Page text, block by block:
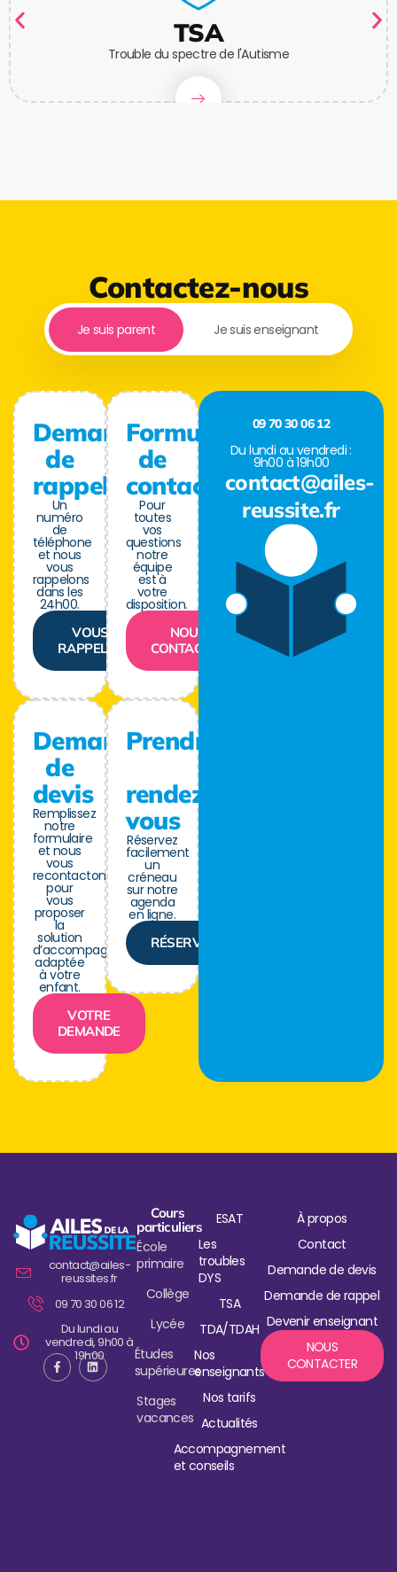
TSA
Trouble du spectre de l'Autisme
Contactez-nous
Je suis parent Je suis enseignant
Demande
de
rappel
Un
numéro
de
téléphone
et nous
vous
rappelons
dans les
24h00.
VOUS
RAPPELER
Demande
de
devis
Remplissez
notre
formulaire
et nous
vous
recontactons
pour
vous
proposer
la
solution
d’accompagnement
adaptée
à votre
enfant.
VOTRE
DEMANDE
Formulaire
de
contact
Pour
toutes
vos
questions
notre
équipe
est à
votre
disposition.
NOUS
CONTACTER
Prendre
rendez-
vous
Réservez
facilement
un
créneau
sur notre
agenda
en ligne.
RÉSERVER
09 70 30 06 12
Du lundi au vendredi :
9h00 à 19h00
contact@ailes-
reussite.fr
contact@ailes-
reussites.fr
09 70 30 06 12
Du lundi au
vendredi, 9h00 à
19h00
Cours
particuliers
École
primaire
Collège
Lycée
Études
supérieures
Stages
vacances
ESAT
Les
troubles
DYS
TSA
TDA/TDAH
Nos
enseignants
Nos tarifs
Actualités
Accompagnement
et conseils
À propos
Contact
Demande de devis
Demande de rappel
Devenir enseignant
NOUS
CONTACTER